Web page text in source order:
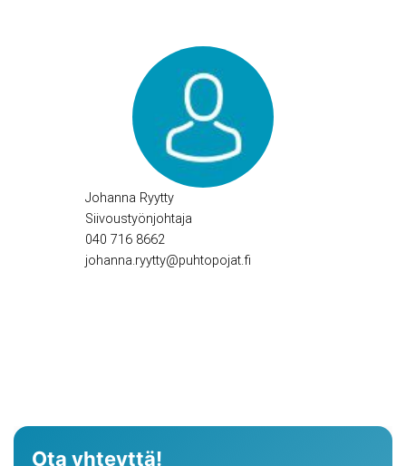
Johanna Ryytty
Siivoustyönjohtaja
040 716 8662
johanna.ryytty@puhtopojat.fi